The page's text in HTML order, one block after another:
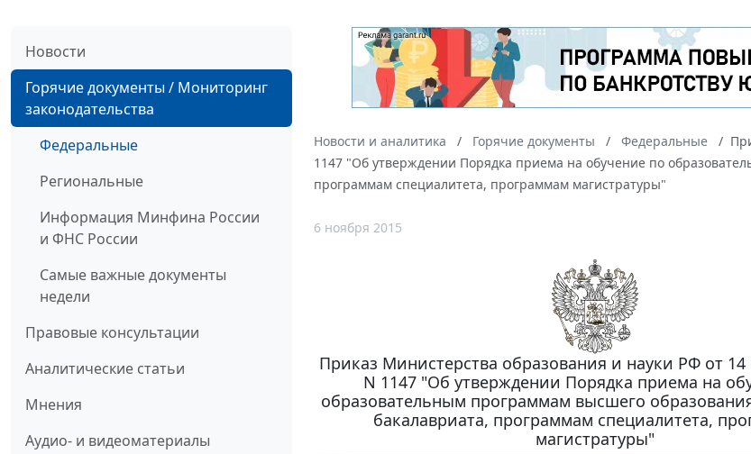
Новости
Горячие документы / Мониторинг
законодательства
Федеральные
Региональные
Информация Минфина России
и ФНС России
Самые важные документы
недели
Правовые консультации
Аналитические статьи
Мнения
Аудио- и видеоматериалы
Новости и аналитика Горячие документы Федеральные
1147 "Об утверждении Порядка приема на обучение по
программам специалитета, программам магистратуры"
6 ноября 2015
Приказ Министерства образования и науки РФ от 14
N 1147 "Об утверждении Порядка приема на
образовательным программам высшего
бакалавриата, программам специалитета,
магистратуры"